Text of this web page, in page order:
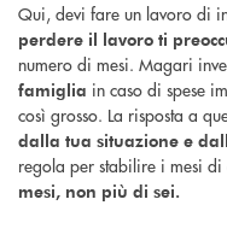
Qui, devi fare un lavoro di
perdere il lavoro ti
numero di mesi. Magari
famiglia in caso di spese
così grosso. La risposta a
dalla tua situazione e
regola per stabilire i mesi di
mesi, non più di sei.